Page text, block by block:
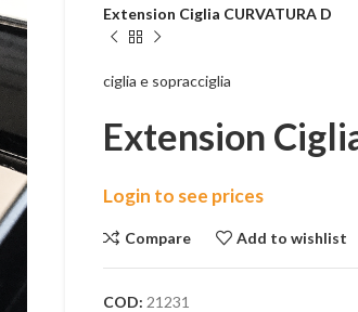
Extension Ciglia CURVATURA D
ciglia e sopracciglia
Extension
Login to see prices
Compare Add to wishlist
COD: 21231